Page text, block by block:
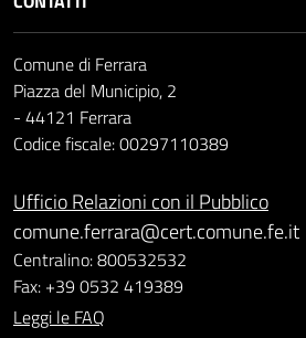
Comune di Ferrara
Piazza del Municipio, 2
- 44121 Ferrara
Codice fiscale: 00297110389
Ufficio Relazioni con il Pubblico
comune.ferrara@cert.comune.fe.it
Centralino: 800532532
Fax: +39 0532 419389
Leggi le FAQ